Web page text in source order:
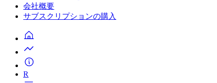
会社概要
サブスクリプションの購入
R